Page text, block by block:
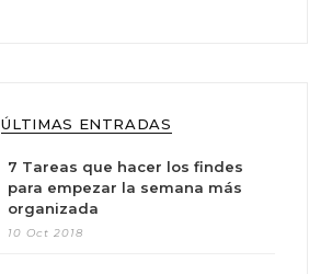
ÚLTIMAS ENTRADAS
7 Tareas que hacer los findes
para empezar la semana más
organizada
10 Oct 2018